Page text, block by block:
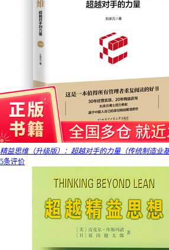
精益思维（升级版）：超越对手的力量（传统制造业基
5条评价